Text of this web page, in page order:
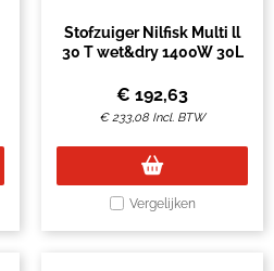
Stofzuiger Nilfisk Multi ll
30 T wet&dry 1400W 30L
€ 192,63
€233,08 Incl. BTW
Vergelijken